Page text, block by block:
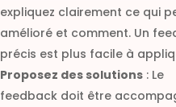
expliquez clairement ce qui
amélioré et comment. Un
précis est plus facile à
Proposez des solutions: Le
feedback doit être